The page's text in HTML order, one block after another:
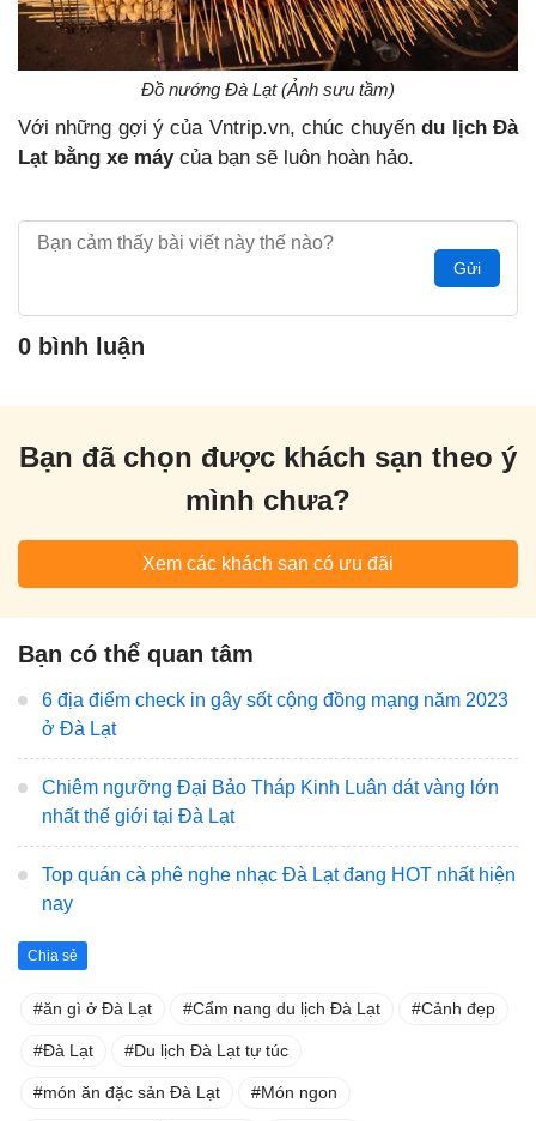
Đồ nướng Đà Lạt (Ảnh sưu tầm)
Với những gợi ý của Vntrip.vn, chúc chuyếndu lịch Đà
Lạt bằng xe máycủa bạn sẽ luôn hoàn hảo.
Gửi
0 bình luận
Bạn đã chọn được khách sạn theo ý
mình chưa?
Xem các khách sạn có ưu đãi
Bạn có thể quan tâm
6 địa điểm check in gây sốt cộng đồng mạng năm 2023
ở Đà Lạt
Chiêm ngưỡng Đại Bảo Tháp Kinh Luân dát vàng lớn
nhất thế giới tại Đà Lạt
Top quán cà phê nghe nhạc Đà Lạt đang HOT nhất hiện
nay
Chia sẻ
ăn gì ở Đà Lạt Cẩm nang du lịch Đà Lạt Cảnh đẹp
Đà Lạt Du lịch Đà Lạt tự túc
món ăn đặc sản Đà Lạt Món ngon